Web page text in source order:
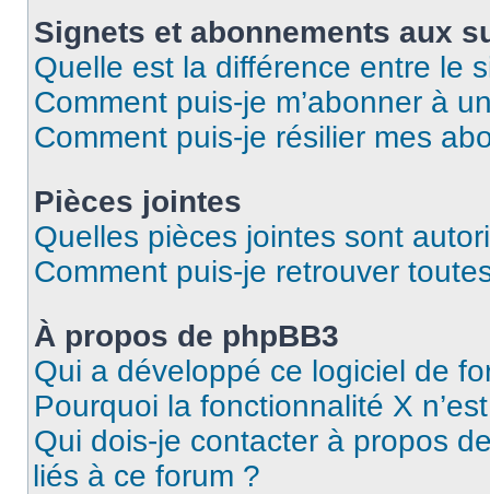
Signets et abonnements aux
Quelle est la différence entre le
Comment puis-je m’abonner à
Comment puis-je résilier mes
Pièces jointes
Quelles pièces jointes sont
Comment puis-je retrouver
À propos de phpBB3
Qui a développé ce logiciel de
Pourquoi la fonctionnalité X
Qui dois-je contacter à propos
liés à ce forum ?